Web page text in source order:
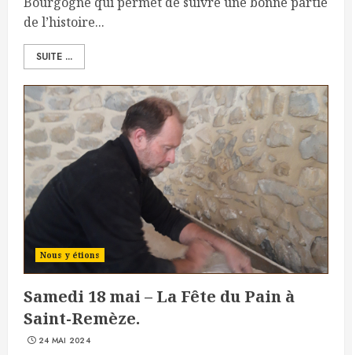
de l’histoire...
SUITE ...
Nous y étions
Samedi 18 mai – La Fête du Pain à
Saint-Remèze.
24 MAI 2024